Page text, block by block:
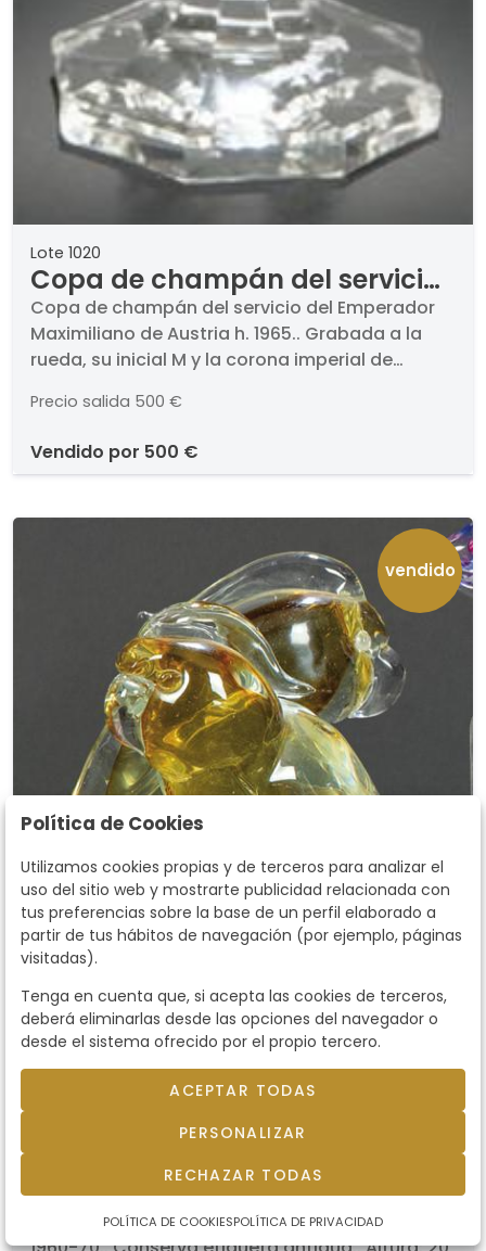
Lote 1020
Copa de champán del servicio
del Emperador Maximiliano de
Austria h. 1965.
Copa de champán del servicio del Emperador
Maximiliano de Austria h. 1965.. Grabada a la
rueda, su inicial M y la corona imperial de
Precio salida 500 €
vendido por 500 €
vendido
Pareja de cacatuas de cristal
de Murano h. 1960-70.
Pareja de cacatuas de cristal de Murano h.
Política de Cookies
Utilizamos cookies propias y de terceros para analizar el
uso del sitio web y mostrarte publicidad relacionada con
tus preferencias sobre la base de un perfil elaborado a
partir de tus hábitos de navegación (por ejemplo, páginas
visitadas).
Tenga en cuenta que, si acepta las cookies de terceros,
deberá eliminarlas desde las opciones del navegador o
desde el sistema ofrecido por el propio tercero.
ACEPTAR TODAS
PERSONALIZAR
RECHAZAR TODAS
POLÍTICA DE COOKIESPOLÍTICA DE PRIVACIDAD